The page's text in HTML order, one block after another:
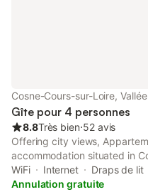
Cosne-Cours-sur-Loire,
Gîte pour 4 personnes
8.8Très bien⋅52 avis
Offering city views,
accommodation situated in
Chateau de Gien and 42 km
WiFi Internet
Draps de lit
Annulation gratuite